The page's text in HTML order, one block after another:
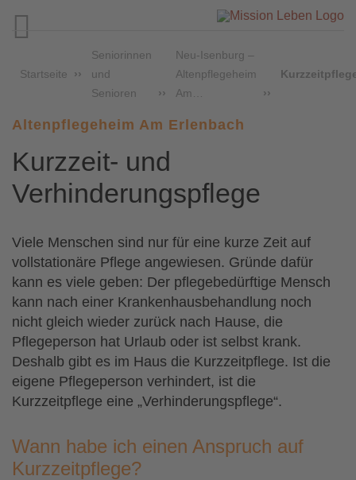

Startseite
Seniorinnen
und
Senioren
Neu-Isenburg –
Altenpflegeheim
Am…
Altenpflegeheim Am Erlenbach
Kurzzeit- und
Verhinderungspflege
Viele Menschen sind nur für eine kurze Zeit auf
vollstationäre Pflege angewiesen. Gründe dafür
kann es viele geben: Der pflegebedürftige Mensch
kann nach einer Krankenhausbehandlung noch
nicht gleich wieder zurück nach Hause, die
Pflegeperson hat Urlaub oder ist selbst krank.
Deshalb gibt es im Haus die Kurzzeitpflege. Ist die
eigene Pflegeperson verhindert, ist die
Kurzzeitpflege eine „Verhinderungspflege“.
Wann habe ich einen Anspruch auf
Kurzzeitpflege?